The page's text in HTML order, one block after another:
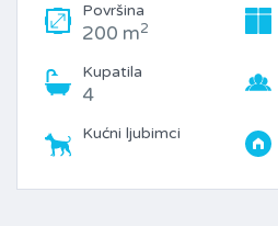
Površina
200 m2
Kupatila
4
Kućni ljubimci